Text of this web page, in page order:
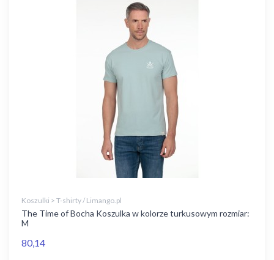
Koszulki > T-shirty / Limango.pl
The Time of Bocha Koszulka w kolorze turkusowym rozmiar:
M
80,14